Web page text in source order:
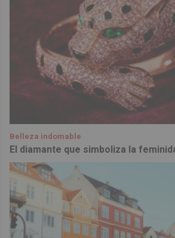
Belleza indomable
El diamante que simboliza la